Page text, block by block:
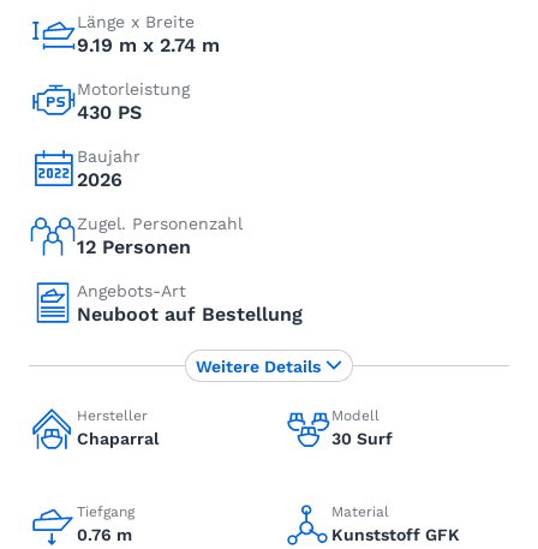
Länge x Breite
9.19 m x 2.74 m
Motorleistung
430 PS
Baujahr
2026
Zugel. Personenzahl
12 Personen
Angebots-Art
Neuboot auf Bestellung
Hersteller
Chaparral
Modell
30 Surf
Tiefgang
0.76 m
Material
Kunststoff GFK
Weitere Details